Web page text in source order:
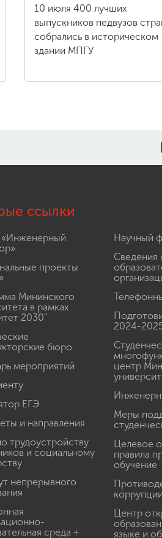
10 июля 400 лучших
выпускников педвузов
собрались в историческом
здании МПГУ
ссылки
«Инженерный
проекты
Мининского
в рамках
2030"
бюро
мероприятий
ЕГЭ
и направления
трудоустройству
и социальному
непрерывного
среда +
Научный
Сведения
2024-
центр
Меры
Целевое
правила
обучение
коррупции
Центр
языке и